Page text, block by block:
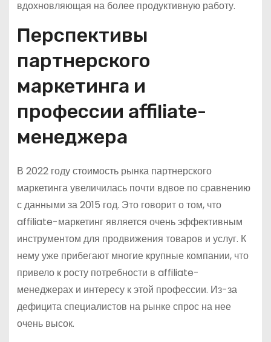
вдохновляющая на более продуктивную работу.
Перспективы
партнерского
маркетинга и
профессии affiliate-
менеджера
В 2022 году стоимость рынка партнерского
маркетинга увеличилась почти вдвое по сравнению
с данными за 2015 год. Это говорит о том, что
affiliate-маркетинг является очень эффективным
инструментом для продвижения товаров и услуг. К
нему уже прибегают многие крупные компании, что
привело к росту потребности в affiliate-
менеджерах и интересу к этой профессии. Из-за
дефицита специалистов на рынке спрос на нее
очень высок.